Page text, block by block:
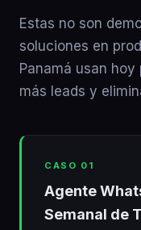
Estas no son
soluciones en
Panamá usan
más leads y
CASO 01
Agente
Semanal de